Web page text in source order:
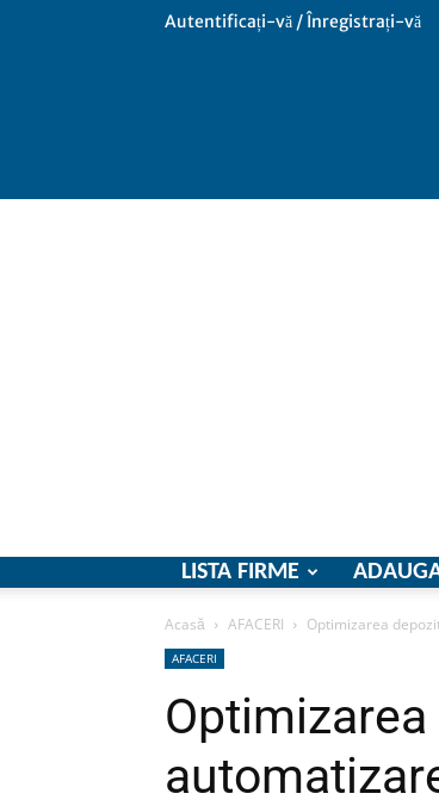
Autentificați-vă / Înregistrați-vă
LISTA FIRME
Acasă AFACERI Optimizarea
AFACERI